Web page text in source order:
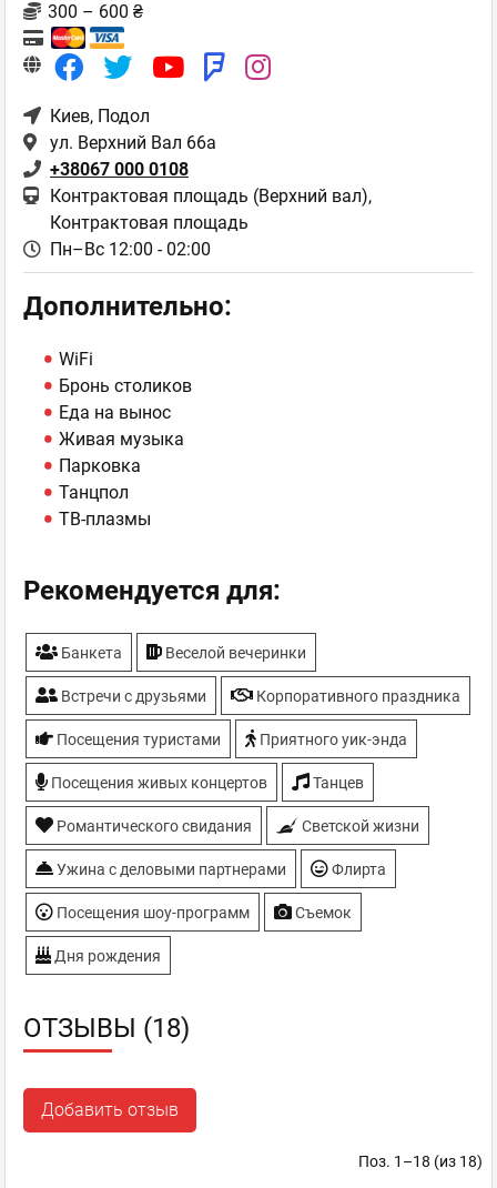
300 – 600 ₴
Киев, Подол
ул. Верхний Вал 66а
+38067 000 0108
Контрактовая площадь (Верхний вал),
Контрактовая площадь
Пн–Вс 12:00 - 02:00
Дополнительно:
WiFi
Бронь столиков
Еда на вынос
Живая музыка
Парковка
Танцпол
ТВ-плазмы
Рекомендуется для:
Банкета Веселой вечеринки
Встречи с друзьями Корпоративного праздника
Посещения туристами Приятного уик-энда
Посещения живых концертов Танцев
Романтического свидания Светской жизни
Ужина с деловыми партнерами Флирта
Посещения шоу-программ Съемок
Дня рождения
ОТЗЫВЫ (18)
Добавить отзыв
Поз. 1–18 (из 18)